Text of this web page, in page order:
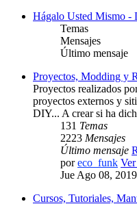
Hágalo Usted Mismo -
Temas
Mensajes
Último mensaje
Proyectos, Modding y
Proyectos realizados
proyectos externos y
DIY... A crear si ha
131 Temas
2223 Mensajes
Último mensaje
poreco_funk
Jue Ago 08,
Cursos, Tutoriales,